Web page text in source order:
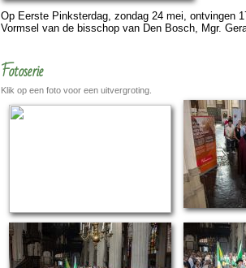
Op Eerste Pinkster­dag, zon­dag 24 mei, ont­vingen
Vormsel van de bis­schop van Den Bosch, Mgr.
Fotoserie
Klik op een foto voor een uitvergroting.